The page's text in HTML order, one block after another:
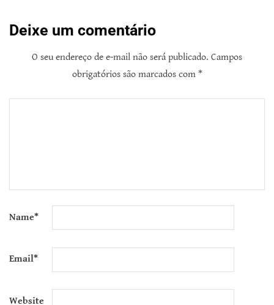
Deixe um comentário
O seu endereço de e-mail não será publicado. Campos
obrigatórios são marcados com *
Name*
Email*
Website